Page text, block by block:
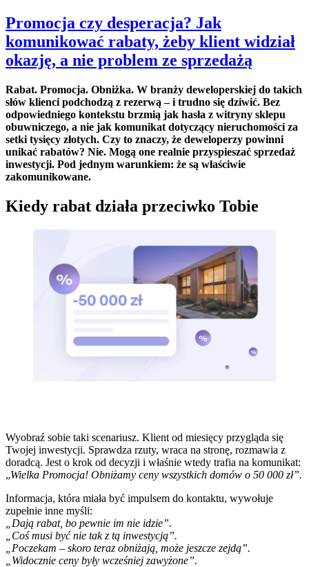
Promocja czy desperacja? Jak
komunikować rabaty, żeby klient widział
okazję, a nie problem ze sprzedażą
Rabat. Promocja. Obniżka. W branży deweloperskiej do takich
słów klienci podchodzą z rezerwą – i trudno się dziwić. Bez
odpowiedniego kontekstu brzmią jak hasła z witryny sklepu
obuwniczego, a nie jak komunikat dotyczący nieruchomości za
setki tysięcy złotych. Czy to znaczy, że deweloperzy powinni
unikać rabatów? Nie. Mogą one realnie przyspieszać sprzedaż
inwestycji. Pod jednym warunkiem: że są właściwie
zakomunikowane.
Kiedy rabat działa przeciwko Tobie
Wyobraź sobie taki scenariusz. Klient od miesięcy przygląda się
Twojej inwestycji. Sprawdza rzuty, wraca na stronę, rozmawia z
doradcą. Jest o krok od decyzji i właśnie wtedy trafia na komunikat:
„Wielka Promocja! Obniżamy ceny wszystkich domów o 50 000 zł”.
Informacja, która miała być impulsem do kontaktu, wywołuje
zupełnie inne myśli:
„Dają rabat, bo pewnie im nie idzie”.
„Coś musi być nie tak z tą inwestycją”.
„Poczekam – skoro teraz obniżają, może jeszcze zejdą”.
„Widocznie ceny były wcześniej zawyżone”.